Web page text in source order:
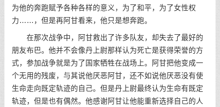
为他的奔跑赋予各种各样的意义，为了和平，为了女性权
力……，但是再阿甘看来，他只是想奔跑。
在那次战争中，阿甘救出了许多队友，却失去了最好的
朋友布巴。他并不会像丹上尉那样认为死亡是获得荣誉的方
式，参加战争就是为了国家牺牲在战场上。阿甘把他变成一
个无用的残废，与其说他厌恶阿甘，还不如说他厌恶没有使
生命走向既定轨迹的自己。但是丹上尉最终认为生命有既定
轨迹，但是也有偶然。他感谢阿甘让他能重新选择自己的人